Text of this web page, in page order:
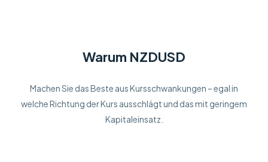
Warum NZDUSD
Machen Sie das Beste aus Kursschwankungen – egal in
welche Richtung der Kurs ausschlägt und das mit geringem
Kapitaleinsatz.